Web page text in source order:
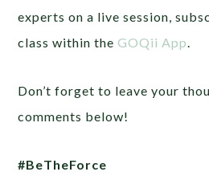
experts on a live session,
class within theGOQii App.
Don’t forget to leave your
comments below!
#BeTheForce